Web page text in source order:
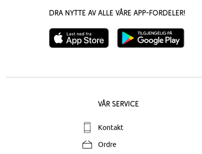
Dra nytte av alle våre app-fordeler!
Vår service
Kontakt
Ordre